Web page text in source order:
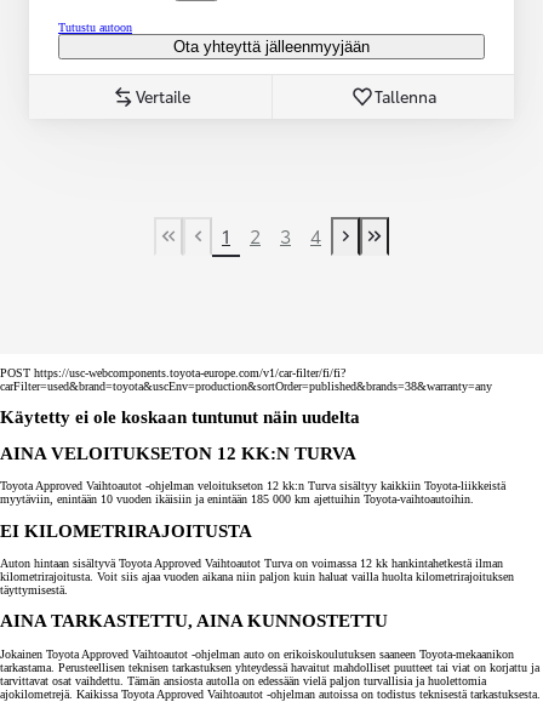
Tutustu autoon
Ota yhteyttä jälleenmyyjään
Vertaile Tallenna
First Page
Previous page
1 2 3 4
Next page
Last Page
POST https://usc-webcomponents.toyota-europe.com/v1/car-filter/fi/fi?
carFilter=used&brand=toyota&uscEnv=production&sortOrder=published&brands=38&warranty=any
Käytetty ei ole koskaan tuntunut näin uudelta
AINA VELOITUKSETON 12 KK:N TURVA
Toyota Approved Vaihtoautot -ohjelman veloitukseton 12 kk:n Turva sisältyy kaikkiin Toyota-liikkeistä
myytäviin, enintään 10 vuoden ikäisiin ja enintään 185 000 km ajettuihin Toyota-vaihtoautoihin.
EI KILOMETRIRAJOITUSTA
Auton hintaan sisältyvä Toyota Approved Vaihtoautot Turva on voimassa 12 kk hankintahetkestä ilman
kilometrirajoitusta. Voit siis ajaa vuoden aikana niin paljon kuin haluat vailla huolta kilometrirajoituksen
täyttymisestä.
AINA TARKASTETTU, AINA KUNNOSTETTU
Jokainen Toyota Approved Vaihtoautot -ohjelman auto on erikoiskoulutuksen saaneen Toyota-mekaanikon
tarkastama. Perusteellisen teknisen tarkastuksen yhteydessä havaitut mahdolliset puutteet tai viat on korjattu ja
tarvittavat osat vaihdettu. Tämän ansiosta autolla on edessään vielä paljon turvallisia ja huolettomia
ajokilometrejä. Kaikissa Toyota Approved Vaihtoautot -ohjelman autoissa on todistus teknisestä tarkastuksesta.